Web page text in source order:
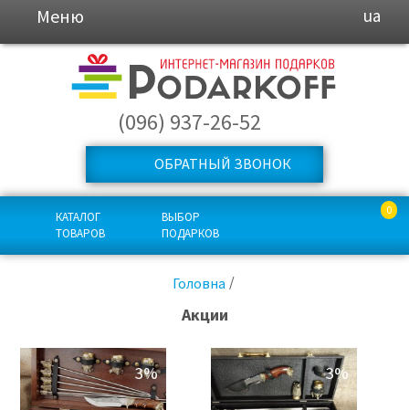
Меню ua
(096) 937-26-52
ОБРАТНЫЙ ЗВОНОК
КАТАЛОГ
ТОВАРОВ
ВЫБОР
ПОДАРКОВ
0
Головна
Акции
3% 3%